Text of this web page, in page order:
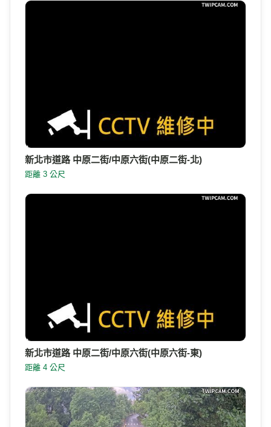
新北市道路 中原二街/中原六街(中原二街-北)
距離 3 公尺
新北市道路 中原二街/中原六街(中原六街-東)
距離 4 公尺